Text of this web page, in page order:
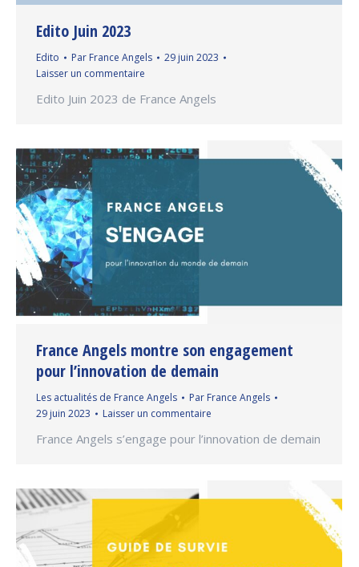
Edito Juin 2023
Edito Par France Angels
29 juin 2023
Laisser un commentaire
Edito Juin 2023 de France Angels
France Angels montre son engagement
pour l’innovation de demain
Les actualités de France Angels Par France Angels
29 juin 2023
Laisser un commentaire
France Angels s’engage pour l’innovation de demain